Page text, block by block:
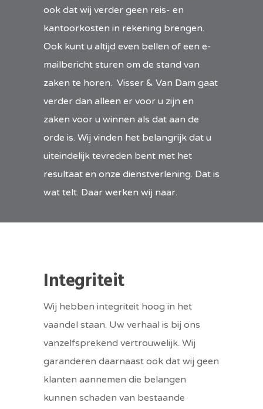
ook dat wij verder geen reis- en
kantoorkosten in rekening brengen.
Ook kunt u altijd even bellen of een e-
mailbericht sturen om de stand van
zaken te horen. Visser & Van Dam gaat
verder dan alleen er voor u zijn en
zaken voor u winnen als dat aan de
orde is. Wij vinden het belangrijk dat u
uiteindelijk tevreden bent met het
resultaat en onze dienstverlening. Dat is
wat telt. Daar werken wij naar.
Integriteit
Wij hebben integriteit hoog in het
vaandel staan. Uw verhaal is bij ons
vanzelfsprekend vertrouwelijk. Wij
garanderen daarnaast ook dat wij geen
klanten aannemen die belangen
kunnen schaden van bestaande